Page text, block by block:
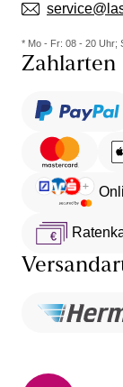
* Mo - Fr: 08 - 20 Uhr;
Zahlarten